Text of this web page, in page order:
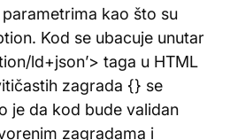
kao što su
Kod se ubacuje unutar
ld+json’> taga u HTML
zagrada {} se
je da kod bude validan
zagradama i